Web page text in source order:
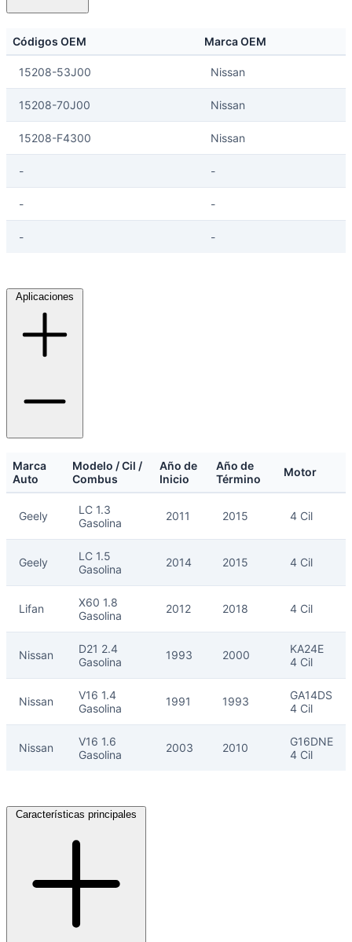
Ayuda
Inicio
Sobre nosotros
Sucursales
¿Quieres trabajar en Antumalal?
Reclamos
Códigos OEM Marca OEM
15208-53J00 Nissan
15208-70J00 Nissan
15208-F4300 Nissan
- -
- -
- -
Aplicaciones
Marca
Auto
Modelo / Cil /
Combus
Año de
Inicio
Año de
Término
Motor
Geely
LC 1.3
Gasolina
2011 2015 4 Cil
Geely
LC 1.5
Gasolina
2014 2015 4 Cil
Lifan
X60 1.8
Gasolina
2012 2018 4 Cil
Nissan
D21 2.4
Gasolina
1993 2000
KA24E
4 Cil
Nissan
V16 1.4
Gasolina
1991 1993
GA14DS
4 Cil
Nissan
V16 1.6
Gasolina
2003 2010
G16DNE
4 Cil
Características principales